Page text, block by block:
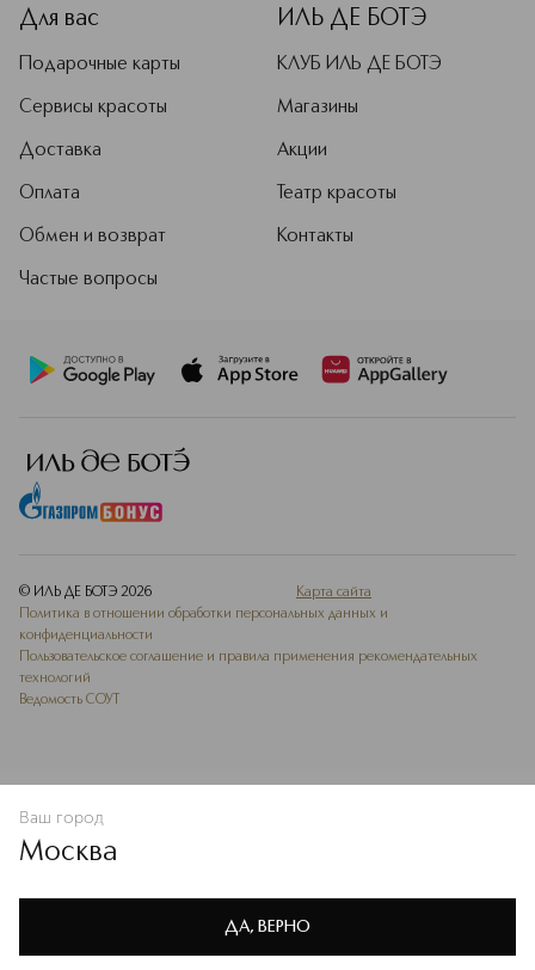
Политике конфиденциальности
В КОРЗИНУ
Для вас
Подарочные карты
Сервисы красоты
Доставка
Оплата
Обмен и возврат
Частые вопросы
ИЛЬ ДЕ БОТЭ
КЛУБ ИЛЬ ДЕ БОТЭ
Магазины
Акции
Театр красоты
Контакты
© ИЛЬ ДЕ БОТЭ 2026
Карта сайта
Политика в отношении обработки персональных данных и
конфиденциальности
Пользовательское соглашение и правила применения рекомендательных
технологий
Ведомость СОУТ
Ваш город
Москва
ДА, ВЕРНО